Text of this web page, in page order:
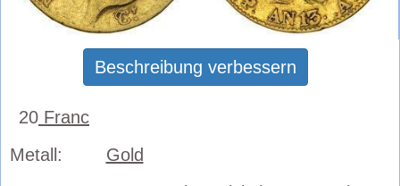
Beschreibung verbessern
20 Franc
Metall:
Gold